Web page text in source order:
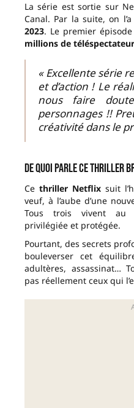
La série est sortie sur
Canal. Par la suite, on
2023. Le premier
millions de
« Excellente série
et d’action ! Le
nous faire
personnages !!
créativité dans le
De quoi parle ce thriller
Ce thriller Netflix suit
veuf, à l’aube d’une
Tous trois vivent au
privilégiée et protégée.
Pourtant, des secrets
bouleverser cet
adultères, assassinat…
pas réellement ceux qui